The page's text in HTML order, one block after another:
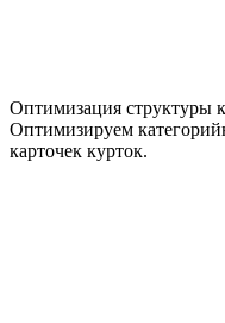
Оптимизация структуры
Оптимизируем
карточек курток.